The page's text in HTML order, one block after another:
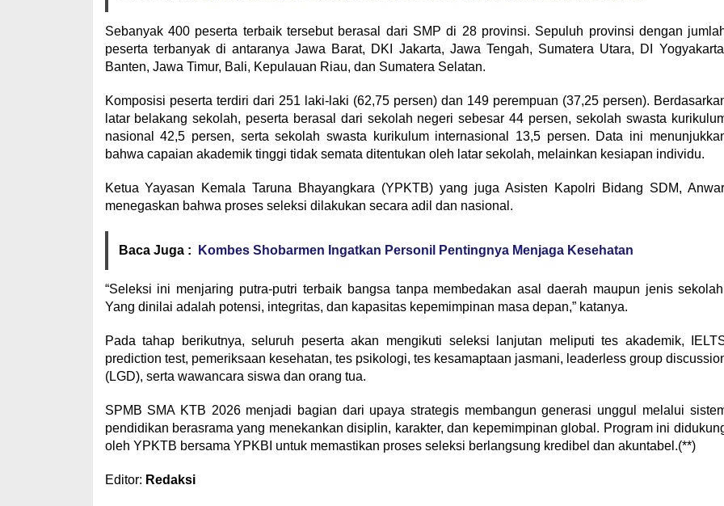
Sebanyak 400 peserta terbaik tersebut berasal dari SMP di 28 provinsi. Sepuluh provinsi dengan
peserta terbanyak di antaranya Jawa Barat, DKI Jakarta, Jawa Tengah, Sumatera Utara, DI
Banten, Jawa Timur, Bali, Kepulauan Riau, dan Sumatera Selatan.
Komposisi peserta terdiri dari 251 laki-laki (62,75 persen) dan 149 perempuan (37,25 persen).
latar belakang sekolah, peserta berasal dari sekolah negeri sebesar 44 persen, sekolah swasta
nasional 42,5 persen, serta sekolah swasta kurikulum internasional 13,5 persen. Data ini
bahwa capaian akademik tinggi tidak semata ditentukan oleh latar sekolah, melainkan kesiapan individu.
Ketua Yayasan Kemala Taruna Bhayangkara (YPKTB) yang juga Asisten Kapolri Bidang SDM,
menegaskan bahwa proses seleksi dilakukan secara adil dan nasional.
Baca Juga : Kombes Shobarmen Ingatkan Personil Pentingnya Menjaga Kesehatan
“Seleksi ini menjaring putra-putri terbaik bangsa tanpa membedakan asal daerah maupun jenis
Yang dinilai adalah potensi, integritas, dan kapasitas kepemimpinan masa depan,” katanya.
Pada tahap berikutnya, seluruh peserta akan mengikuti seleksi lanjutan meliputi tes akademik,
prediction test, pemeriksaan kesehatan, tes psikologi, tes kesamaptaan jasmani, leaderless group
(LGD), serta wawancara siswa dan orang tua.
SPMB SMA KTB 2026 menjadi bagian dari upaya strategis membangun generasi unggul melalui
pendidikan berasrama yang menekankan disiplin, karakter, dan kepemimpinan global. Program ini
oleh YPKTB bersama YPKBI untuk memastikan proses seleksi berlangsung kredibel dan akuntabel.(**)
Editor: Redaksi